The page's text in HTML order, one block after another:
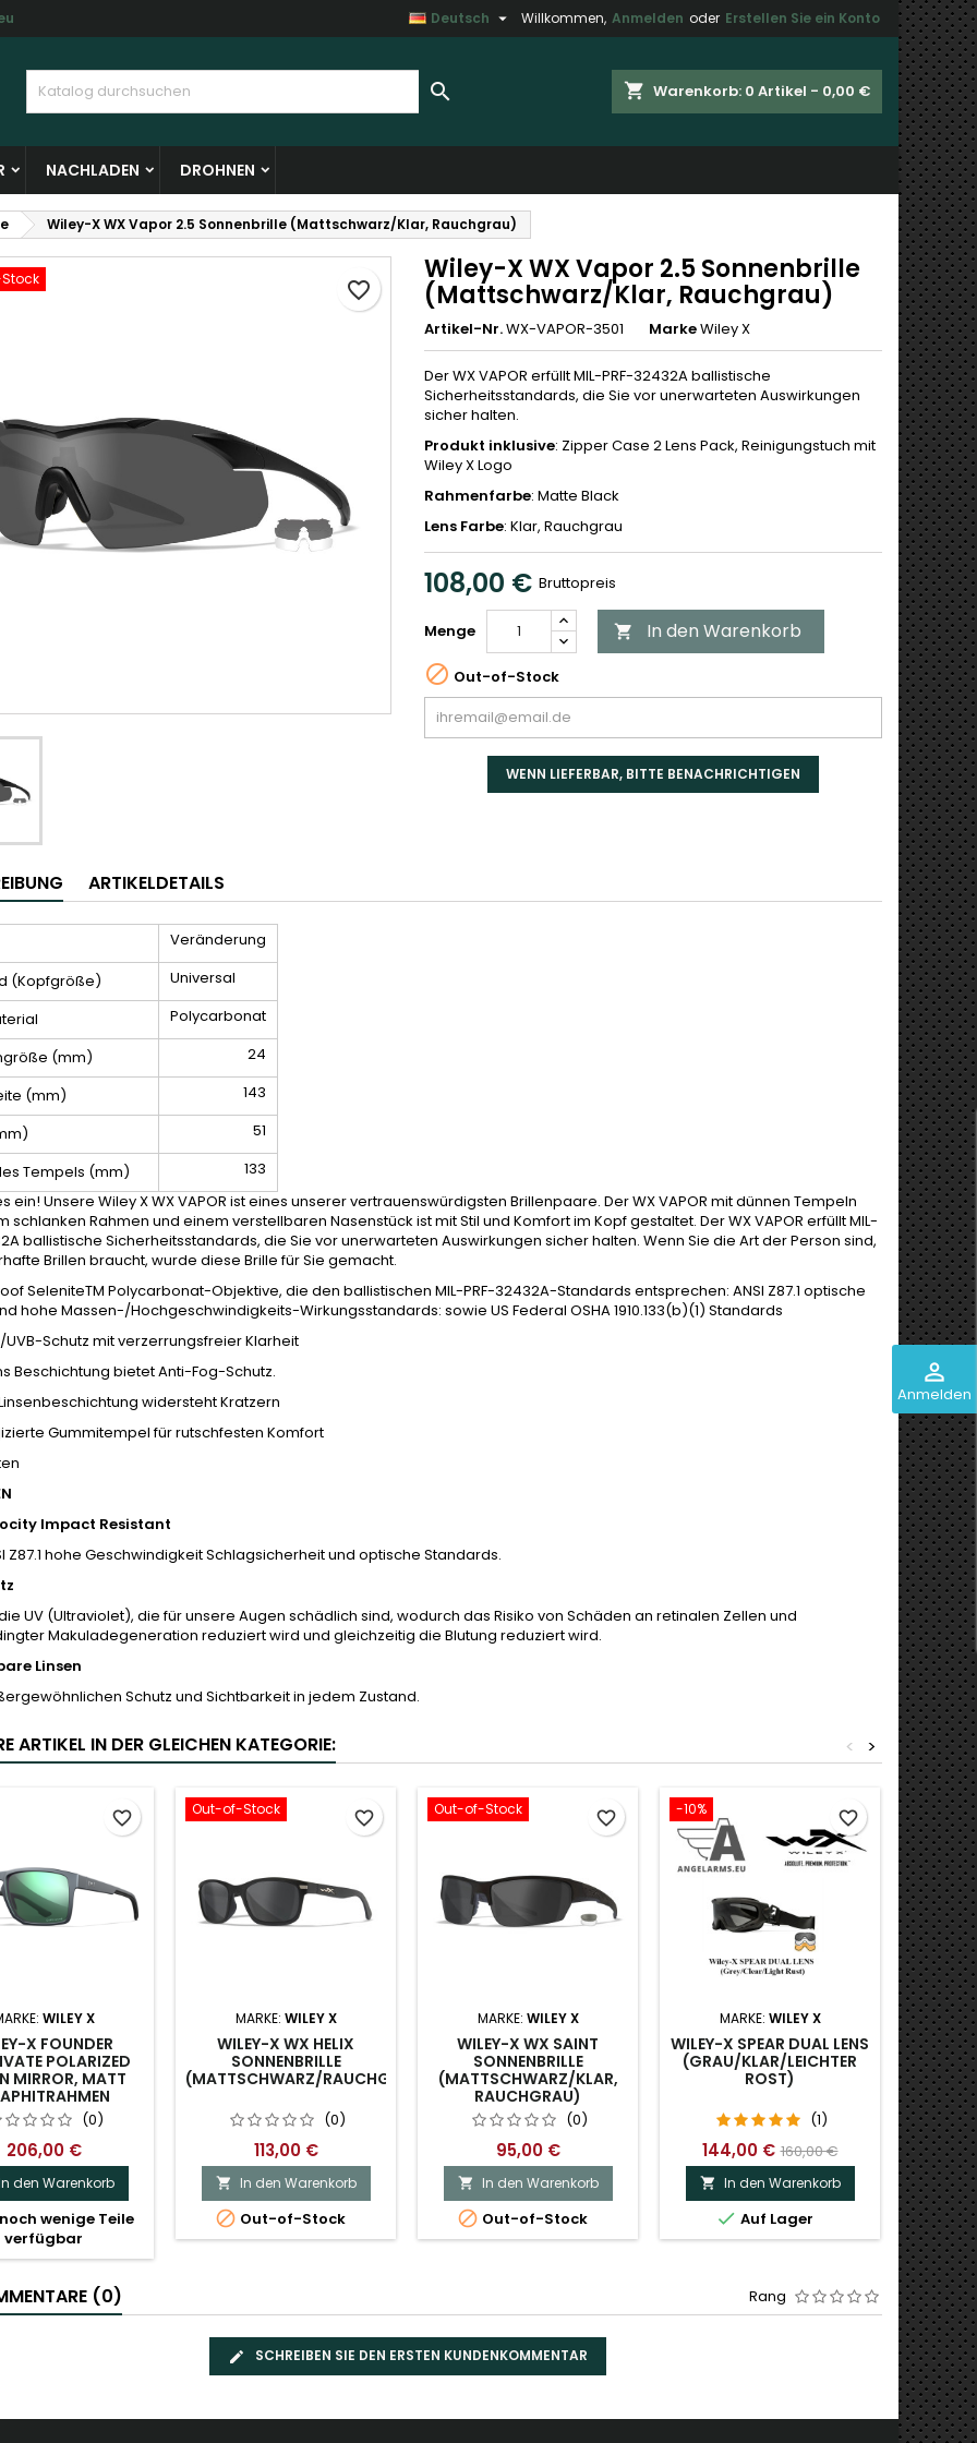
Willkommen, Anmelden oder Erstellen Sie ein Konto
Deutsch 
shopping_cart Warenkorb: 0 Artikel - 0,00 €

perm_identity
Anmelden
NACHLADEN DROHNEN
Wiley-X WX Vapor 2.5 Sonnenbrille (Mattschwarz/Klar, Rauchgrau)
Wiley-X WX Vapor 2.5 Sonnenbrille
(Mattschwarz/Klar, Rauchgrau)
Artikel-Nr.WX-VAPOR-3501 MarkeWiley X
Der WX VAPOR erfüllt MIL-PRF-32432A ballistische
Sicherheitsstandards, die Sie vor unerwarteten Auswirkungen
sicher halten.
Produkt inklusive: Zipper Case 2 Lens Pack, Reinigungstuch mit
Wiley X Logo
Rahmenfarbe: Matte Black
Lens Farbe: Klar, Rauchgrau
108,00 € Bruttopreis
Menge  In den Warenkorb
favorite_border
 Out-of-Stock
WENN LIEFERBAR, BITTE BENACHRICHTIGEN
ARTIKELDETAILS
Veränderung
(Kopfgröße)
Universal
Polycarbonat
(mm)
24
(mm)
143
51
Tempels (mm)
133
ein! Unsere Wiley X WX VAPOR ist eines unserer vertrauenswürdigsten Brillenpaare. Der WX VAPOR mit dünnen Tempeln
schlanken Rahmen und einem verstellbaren Nasenstück ist mit Stil und Komfort im Kopf gestaltet. Der WX VAPOR erfüllt MIL-
ballistische Sicherheitsstandards, die Sie vor unerwarteten Auswirkungen sicher halten. Wenn Sie die Art der Person sind,
Brillen braucht, wurde diese Brille für Sie gemacht.
SeleniteTM Polycarbonat-Objektive, die den ballistischen MIL-PRF-32432A-Standards entsprechen: ANSI Z87.1 optische
hohe Massen-/Hochgeschwindigkeits-Wirkungsstandards: sowie US Federal OSHA 1910.133(b)(1) Standards
UVB-Schutz mit verzerrungsfreier Klarheit
Beschichtung bietet Anti-Fog-Schutz.
widersteht Kratzern
Gummitempel für rutschfesten Komfort
Impact Resistant
Z87.1 hohe Geschwindigkeit Schlagsicherheit und optische Standards.
UV (Ultraviolet), die für unsere Augen schädlich sind, wodurch das Risiko von Schäden an retinalen Zellen und
Makuladegeneration reduziert wird und gleichzeitig die Blutung reduziert wird.
Linsen
Schutz und Sichtbarkeit in jedem Zustand.
ARTIKEL IN DER GLEICHEN KATEGORIE: >
<
WILEY X
X FOUNDER
POLARIZED
MIRROR, MATT
(0)
206,00 €
den Warenkorb
wenige Teile
verfügbar
favorite_border Out-of-Stock
MARKE: WILEY X
WILEY-X WX HELIX
SONNENBRILLE
(MATTSCHWARZ/RAUCHGRAU)
(0)
113,00 €
 In den Warenkorb
 Out-of-Stock
favorite_border Out-of-Stock
MARKE: WILEY X
WILEY-X WX SAINT
SONNENBRILLE
(MATTSCHWARZ/KLAR,
RAUCHGRAU)
(0)
95,00 €
 In den Warenkorb
 Out-of-Stock
favorite_border -10%
MARKE: WILEY X
WILEY-X SPEAR DUAL LENS
(GRAU/KLAR/LEICHTER
ROST)
(1)
144,00 € 160,00 €
 In den Warenkorb
 Auf Lager
favorite_border Out-of-


(0) Rang
SCHREIBEN SIE DEN ERSTEN KUNDENKOMMENTAR
wishlists
Create new list
erstellen
Abbrechen Wunschliste erstellen
müssen angemeldet sein, um Artikel Ihrer Wunschliste hinzufügen
Abbrechen Anmelden